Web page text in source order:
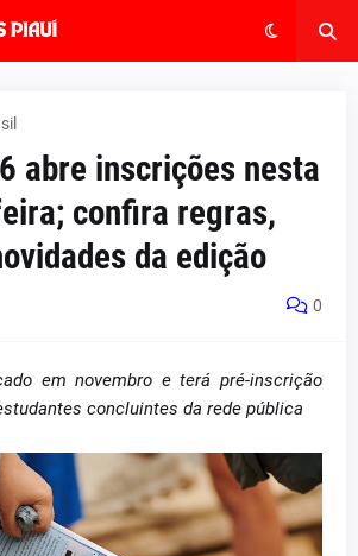
abre inscrições nesta
confira regras,
da edição
0
em novembro e terá pré-inscrição
concluintes da rede pública